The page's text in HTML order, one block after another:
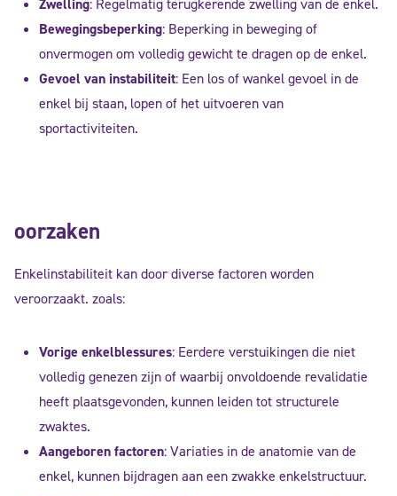
Zwelling: Regelmatig terugkerende zwelling van de enkel.
Bewegingsbeperking: Beperking in beweging of
onvermogen om volledig gewicht te dragen op de enkel.
Gevoel van instabiliteit: Een los of wankel gevoel in de
enkel bij staan, lopen of het uitvoeren van
sportactiviteiten.
oorzaken
Enkelinstabiliteit kan door diverse factoren worden
veroorzaakt. zoals:
Vorige enkelblessures: Eerdere verstuikingen die niet
volledig genezen zijn of waarbij onvoldoende revalidatie
heeft plaatsgevonden, kunnen leiden tot structurele
zwaktes.
Aangeboren factoren: Variaties in de anatomie van de
enkel, kunnen bijdragen aan een zwakke enkelstructuur.